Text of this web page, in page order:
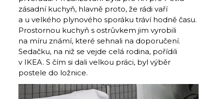
zásadní kuchyň, hlavně proto, že rádi vaří
a u velkého plynového sporáku tráví hodně času.
Prostornou kuchyň s ostrůvkem jim vyrobili
na míru známí, které sehnali na doporučení.
Sedačku, na niž se vejde celá rodina, pořídili
v IKEA. S čím si dali velkou práci, byl výběr
postele do ložnice.